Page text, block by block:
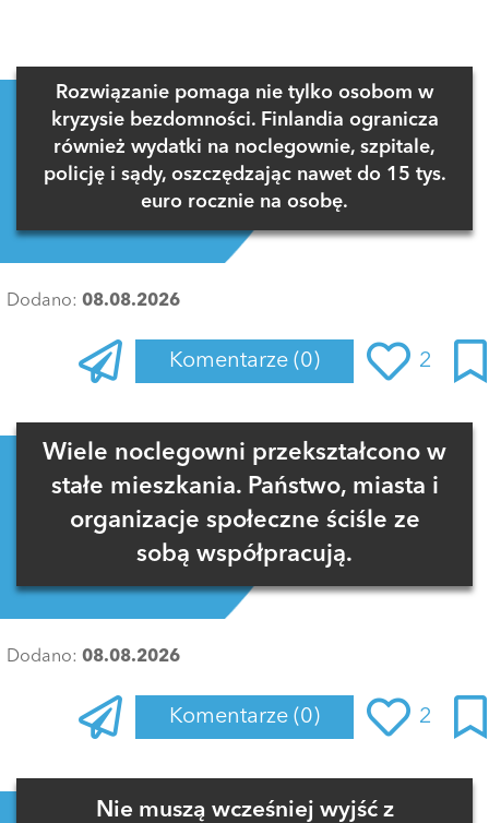
Rozwiązanie pomaga nie tylko osobom w
kryzysie bezdomności. Finlandia ogranicza
również wydatki na noclegownie, szpitale,
policję i sądy, oszczędzając nawet do 15 tys.
euro rocznie na osobę.
Dodano: 08.08.2026
Komentarze (0) 2
Zaloguj się, aby dodać komentarz
Wiele noclegowni przekształcono w
stałe mieszkania. Państwo, miasta i
organizacje społeczne ściśle ze
sobą współpracują.
Dodano: 08.08.2026
Komentarze (0) 2
Zaloguj się, aby dodać komentarz
Nie muszą wcześniej wyjść z